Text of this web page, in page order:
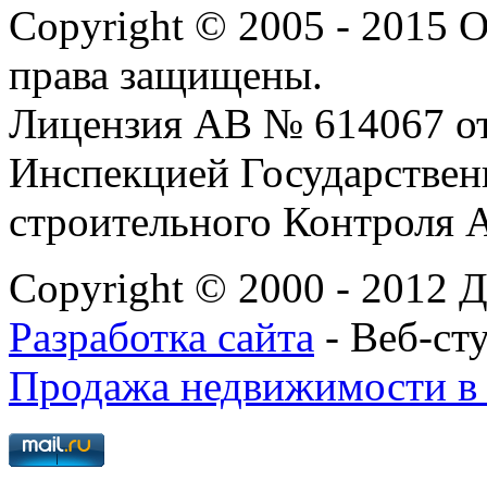
Copyright © 2005 - 2015
права защищены.
Лицензия АВ № 614067
Инспекцией
строительного Контроля
Copyright © 2000 - 2012
Разработка сайта - Веб-
Продажа недвижимости